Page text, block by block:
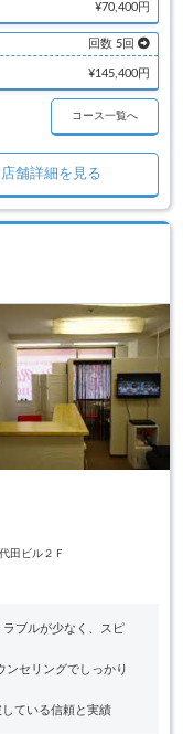
¥70,400円
回数 5回
¥145,400円
コース一覧へ
店舗詳細を見る
田ビル２Ｆ
ラブルが少なく、スピ
ンセリングでしっかり
ている信頼と実績